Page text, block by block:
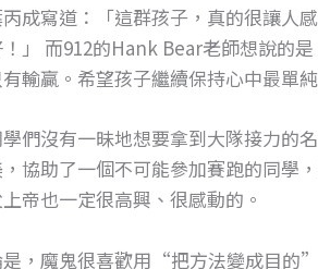
成寫道：「這群孩子，真的很讓人
」 而912的Hank Bear老師想說的
輸贏。希望孩子繼續保持心中最單
們沒有一昧地想要拿到大隊接力的
協助了一個不可能參加賽跑的同學
帝也一定很高興、很感動的。
是，魔鬼很喜歡用“把方法變成目